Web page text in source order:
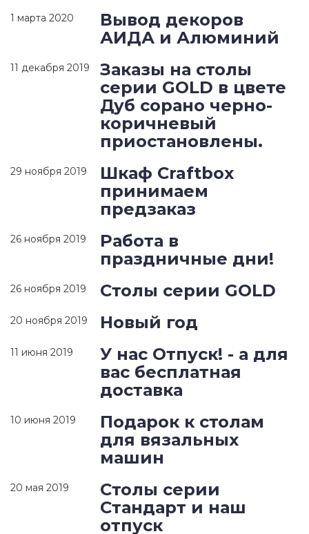
1 марта 2020
Вывод декоров
АИДА и Алюминий
11 декабря 2019
Заказы на столы
серии GOLD в цвете
Дуб сорано черно-
коричневый
приостановлены.
29 ноября 2019
Шкаф Craftbox
принимаем
предзаказ
26 ноября 2019
Работа в
праздничные дни!
26 ноября 2019 Столы серии GOLD
20 ноября 2019 Новый год
11 июня 2019
У нас Отпуск! - а для
вас бесплатная
доставка
10 июня 2019
Подарок к столам
для вязальных
машин
20 мая 2019
Столы серии
Стандарт и наш
отпуск